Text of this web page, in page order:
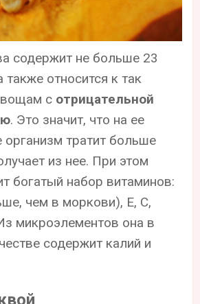
содержит не больше 23
также относится к так
с отрицательной
. Это значит, что на ее
организм тратит больше
из нее. При этом
богатый набор витаминов:
чем в моркови), Е, С,
микроэлементов она в
содержит калий и